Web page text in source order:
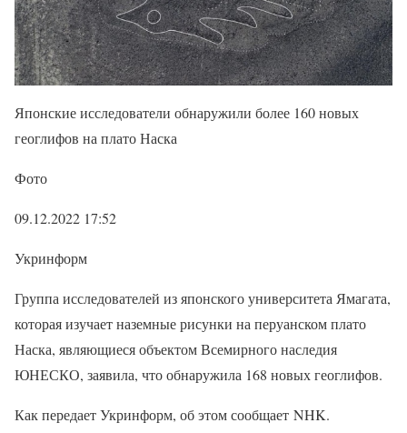
Японские исследователи обнаружили более 160 новых
геоглифов на плато Наска
Фото
09.12.2022 17:52
Укринформ
Группа исследователей из японского университета Ямагата,
которая изучает наземные рисунки на перуанском плато
Наска, являющиеся объектом Всемирного наследия
ЮНЕСКО, заявила, что обнаружила 168 новых геоглифов.
Как передает Укринформ, об этом сообщает NHK.